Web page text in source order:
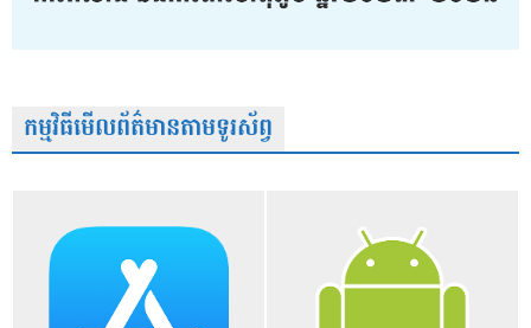
កម្មវិធីមើលព័ត៌មានតាមទូរស័ព្វ